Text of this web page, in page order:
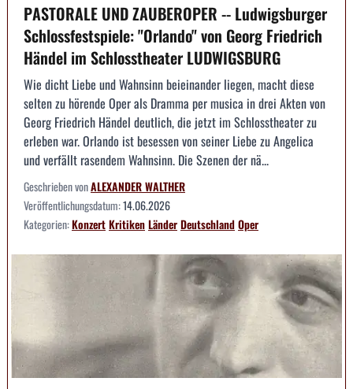
PASTORALE UND ZAUBEROPER -- Ludwigsburger
Schlossfestspiele: "Orlando" von Georg Friedrich
Händel im Schlosstheater LUDWIGSBURG
Wie dicht Liebe und Wahnsinn beieinander liegen, macht diese
selten zu hörende Oper als Dramma per musica in drei Akten von
Georg Friedrich Händel deutlich, die jetzt im Schlosstheater zu
erleben war. Orlando ist besessen von seiner Liebe zu Angelica
und verfällt rasendem Wahnsinn. Die Szenen der nä...
Geschrieben vonALEXANDER WALTHER
Veröffentlichungsdatum:14.06.2026
Kategorien:KonzertKritikenLänderDeutschlandOper